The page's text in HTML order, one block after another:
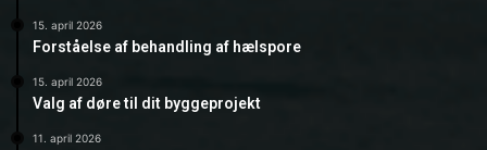
15. april 2026
Forståelse af behandling af hælspore
15. april 2026
Valg af døre til dit byggeprojekt
11. april 2026